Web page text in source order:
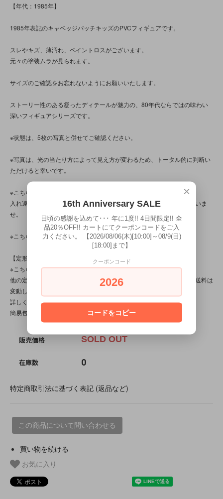
【年代：1985年】
1985年表記のキャベッジパッチキッズのPVCフィギュアです。
スレやキズ、薄汚れ、ペイントロスがございます。
元々の塗装ムラが見られます。
サイズのご確認をお忘れないようにお願いいたします。
ストーリー性のある凝ったディテールが魅力の、80年代ならではの味わい
深いフィギュアシリーズです。
※状態は、5枚の写真と併せてご確認ください。
※写真は、光の当たり方によって見え方が変わるため、トータル的に判断い
ただけると幸いです。
※こちらの商品は店頭でも販売しています。
入れ違いで完売してしまう場合がございます。その際はご容赦くださいま
せ。
※こちらの商品は、中古・ヴィンテージ品です。
【定形外対応商品】
※こちらの商品は【サイズ規格外・(6)～50gまで】です。
他の定形外対応商品と複数購入される場合は、サイズや重量によって送料は
変動します。送料は【最終注文確認書】で確定します。
詳しくは
こちらをご覧ください。
簡易包装です。
販売価格 SOLD OUT
在庫数 0
特定商取引法に基づく表記 (返品など)
この商品について問い合わせる
買い物を続ける
お気に入り
×
16th Anniversary SALE
日頃の感謝を込めて･･･ 年に1度!! 4日間限定!! 全
品20％OFF!! カートにてクーポンコードをご入
力ください。 【2026/08/06(木)[10:00]～08/9(日)
[18:00]まで】
クーポンコード
2026
コードをコピー